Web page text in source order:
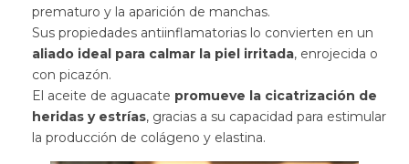
prematuro y la aparición de manchas.
Sus propiedades antiinflamatorias lo convierten en un
aliado ideal para calmar la piel irritada, enrojecida o
con picazón.
El aceite de aguacate promueve la cicatrización de
heridas y estrías, gracias a su capacidad para estimular
la producción de colágeno y elastina.